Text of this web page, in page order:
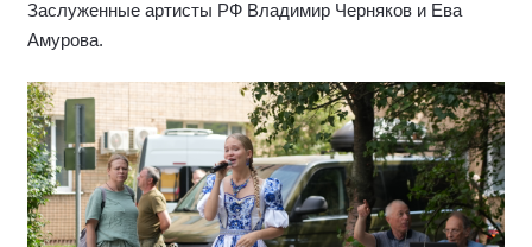
Заслуженные артисты РФ Владимир Черняков и Ева
Амурова.